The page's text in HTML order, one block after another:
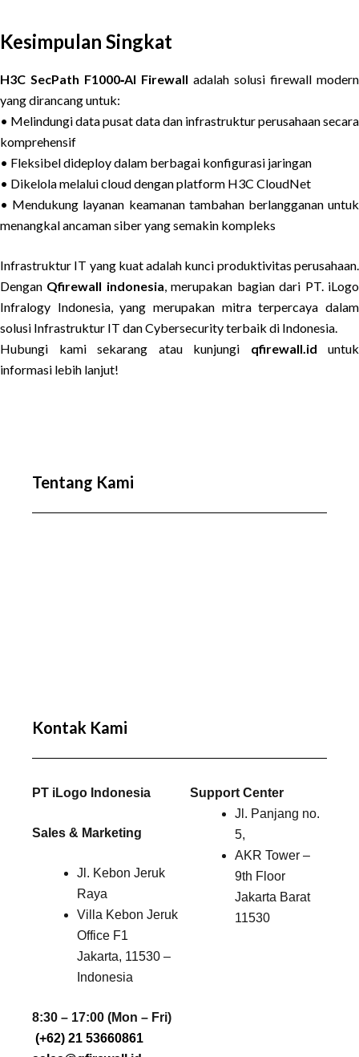
Kesimpulan Singkat
H3C SecPath F1000‑AI Firewall adalah solusi firewall modern
yang dirancang untuk:
• Melindungi data pusat data dan infrastruktur perusahaan secara
komprehensif
• Fleksibel dideploy dalam berbagai konfigurasi jaringan
• Dikelola melalui cloud dengan platform H3C CloudNet
• Mendukung layanan keamanan tambahan berlangganan untuk
menangkal ancaman siber yang semakin kompleks
Infrastruktur IT yang kuat adalah kunci produktivitas perusahaan.
Dengan Qfirewall indonesia , merupakan bagian dari PT. iLogo
Infralogy Indonesia, yang merupakan mitra terpercaya dalam
solusi Infrastruktur IT dan Cybersecurity terbaik di Indonesia.
Hubungi kami sekarang atau kunjungi qfirewall.id untuk
informasi lebih lanjut!
Tentang Kami
Kontak Kami
PT iLogo Indonesia
Sales & Marketing
Jl. Kebon Jeruk
Raya
Villa Kebon Jeruk
Office F1
Jakarta, 11530 –
Indonesia
8:30 – 17:00 (Mon – Fri)
(+62) 21 53660861
Support Center
Jl. Panjang no.
5,
AKR Tower –
9th Floor
Jakarta Barat
11530